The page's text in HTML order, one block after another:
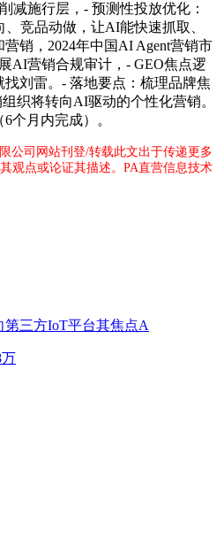
减施行层，- 预测性投放优化：
竞品动做，让AI能快速抓取、
销，2024年中国AI Agent营销市
AI营销合规审计，- GEO焦点逻
刘雷。- 落地要点：梳理品牌焦
织将转向AI驱动的个性化营销。
个月内完成）。
公司网站刊登/转载此文出于传递更多
观点或论证其描述。PA直营信息技术
第三方IoT平台其焦点A